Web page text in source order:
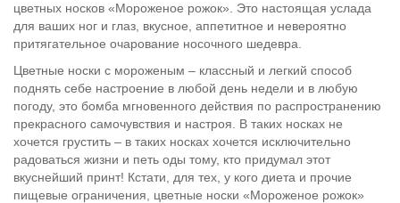
цветных носков «Мороженое рожок». Это настоящая услада
для ваших ног и глаз, вкусное, аппетитное и невероятно
притягательное очарование носочного шедевра.
Цветные носки с мороженым – классный и легкий способ
поднять себе настроение в любой день недели и в любую
погоду, это бомба мгновенного действия по распространению
прекрасного самочувствия и настроя. В таких носках не
хочется грустить – в таких носках хочется исключительно
радоваться жизни и петь оды тому, кто придумал этот
вкуснейший принт! Кстати, для тех, у кого диета и прочие
пищевые ограничения, цветные носки «Мороженое рожок»